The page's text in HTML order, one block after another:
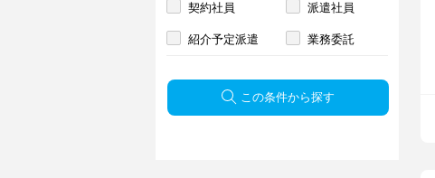
契約社員 派遣社員
紹介予定派遣 業務委託
この条件から探す